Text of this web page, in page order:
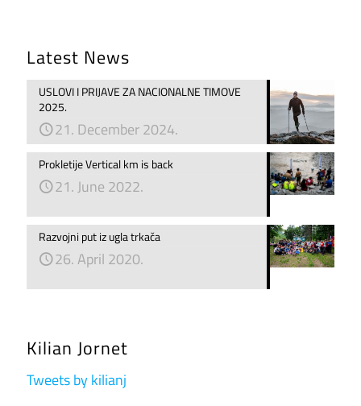
Latest News
USLOVI I PRIJAVE ZA NACIONALNE TIMOVE
2025.
21. December 2024.
Prokletije Vertical km is back
21. June 2022.
Razvojni put iz ugla trkača
26. April 2020.
Kilian Jornet
Tweets by kilianj